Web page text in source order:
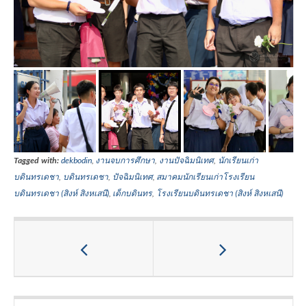
Tagged with: dekbodin, งานจบการศึกษา งานปัจฉิมนิเทศ, นักเรียนเก่า
บดินทรเดชา บดินทรเดชา, ปัจฉิมนิเทศ, สมาคมนักเรียนเก่าโรงเรียน
บดินทรเดชา (สิงห์ สิงหเสนี), เด็กบดินทร, โรงเรียนบดินทรเดชา (สิงห์ สิงหเสนี)